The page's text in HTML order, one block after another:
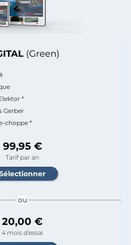
(Green)
*
Gerber
choppe *
99,95 €
Tarif par an
ou
20,00 €
4 mois d'essai